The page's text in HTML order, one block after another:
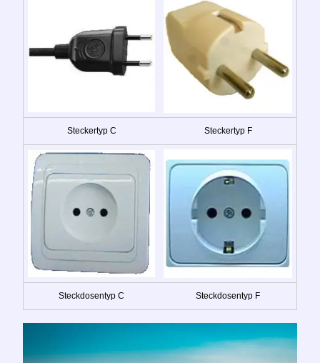
Steckertyp C Steckertyp F
Steckdosentyp C Steckdosentyp F